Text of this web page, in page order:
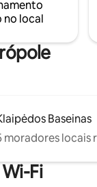
da
local
Baseinas
moradores locais
Fi